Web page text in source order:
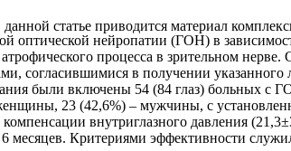
статье приводится материал
оптической нейропатии (ГОН) в
атрофического процесса в зрительном
согласившимися в получении
были включены 54 (84 глаз) больных с
23 (42,6%) – мужчины, с
компенсации внутриглазного давления
6 месяцев. Критериями эффективности